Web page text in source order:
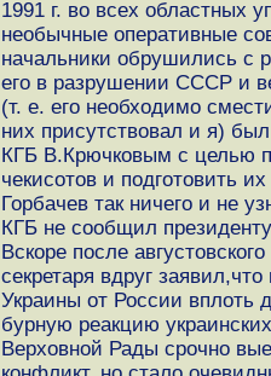
1991 г. во всех областных
необычные оперативные
начальники обрушились с
его в разрушении СССР и
(т. е. его необходимо
них присутствовал и я)
КГБ B.Крючковым c целью
чекисотoв и подготовить
Горбачев так ничего и не
КГБ не сообщил
Вскоре после
секретаря вдруг
Украины от Роcсии вплоть
бурную реакцию
Верховной Рады срочно